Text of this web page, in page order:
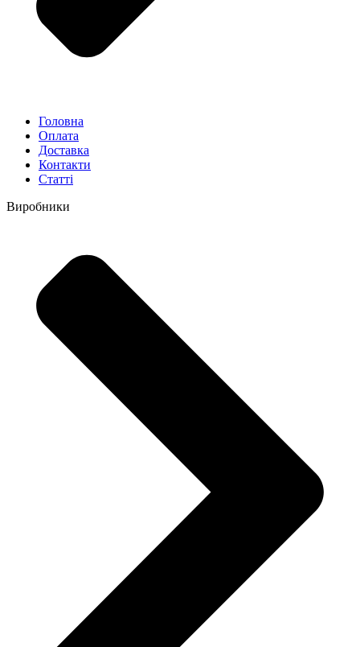
Головна
Оплата
Доставка
Контакти
Статті
Виробники